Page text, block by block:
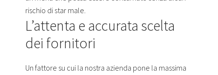
rischio di star male.
L’attenta e accurata scelta
dei fornitori
Un fattore su cui la nostra azienda pone la massima